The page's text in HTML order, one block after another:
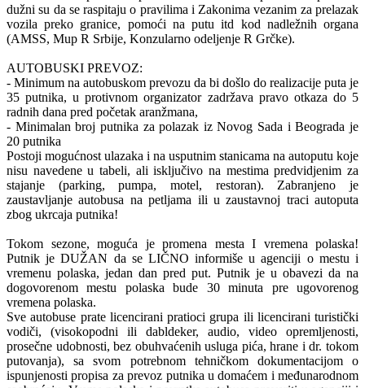
dužni su da se raspitaju o pravilima i Zakonima vezanim za prelazak
vozila preko granice, pomoći na putu itd kod nadležnih organa
(AMSS, Mup R Srbije, Konzularno odeljenje R Grčke).
AUTOBUSKI PREVOZ:
- Minimum na autobuskom prevozu da bi došlo do realizacije puta je
35 putnika, u protivnom organizator zadržava pravo otkaza do 5
radnih dana pred početak aranžmana,
- Minimalan broj putnika za polazak iz Novog Sada i Beograda je
20 putnika
Postoji mogućnost ulazaka i na usputnim stanicama na autoputu koje
nisu navedene u tabeli, ali isključivo na mestima predvidjenim za
stajanje (parking, pumpa, motel, restoran). Zabranjeno je
zaustavljanje autobusa na petljama ili u zaustavnoj traci autoputa
zbog ukrcaja putnika!
Tokom sezone, moguća je promena mesta I vremena polaska!
Putnik je DUŽAN da se LIČNO informiše u agenciji o mestu i
vremenu polaska, jedan dan pred put. Putnik je u obavezi da na
dogovorenom mestu polaska bude 30 minuta pre ugovorenog
vremena polaska.
Sve autobuse prate licencirani pratioci grupa ili licencirani turistički
vodiči, (visokopodni ili dabldeker, audio, video opremljenosti,
prosečne udobnosti, bez obuhvaćenih usluga pića, hrane i dr. tokom
putovanja), sa svom potrebnom tehničkom dokumentacijom o
ispunjenosti propisa za prevoz putnika u domaćem i međunarodnom